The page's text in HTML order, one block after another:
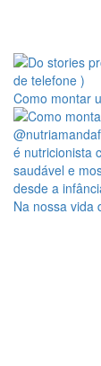
Como montar
Na nossa vida